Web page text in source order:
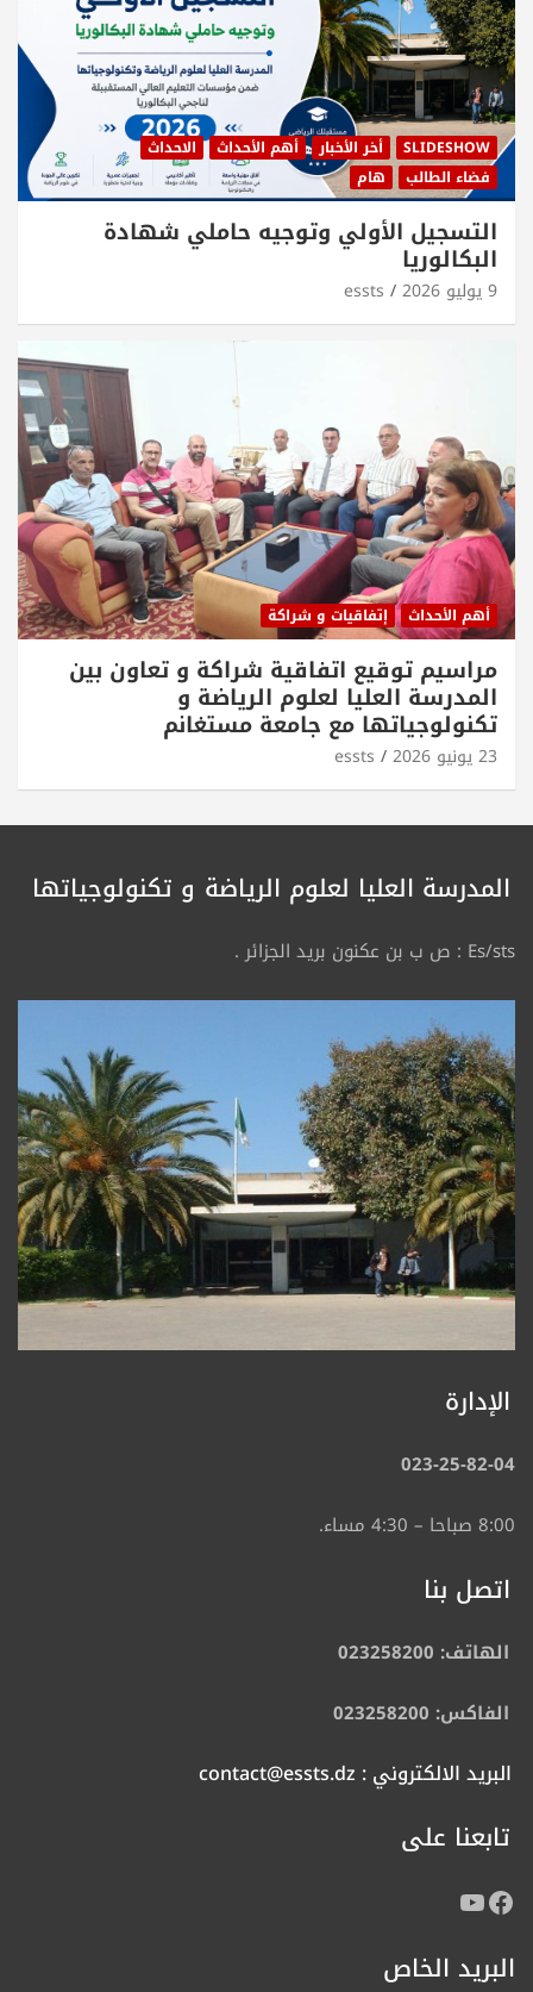
SLIDESHOW أخر الأخبار أهم الأحداث
الاحداث
فضاء الطالب
هام
التسجيل الأولي وتوجيه حاملي شهادة
البكالوريا
9 يوليو 2026 essts
أهم الأحداث إتفاقيات و شراكة
مراسيم توقيع اتفاقية شراكة و تعاون بين
المدرسة العليا لعلوم الرياضة و
تكنولوجياتها مع جامعة مستغانم
23 يونيو 2026 essts
المدرسة العليا لعلوم الرياضة و تكنولوجياتها
Es/sts : ص ب بن عكنون بريد الجزائر .
الإدارة
023-25-82-04
8:00 صباحا – 4:30 مساء.
اتصل بنا
الهاتف: 023258200
الفاكس: 023258200
البريد الالكتروني : contact@essts.dz
تابعنا على
البريد الخاص